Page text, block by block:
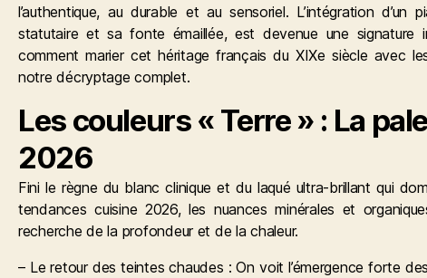
l’authentique, au durable et au sensoriel. L’intégration
statutaire et sa fonte émaillée, est devenue une signature
comment marier cet héritage français du XIXe siècle avec
notre décryptage complet.
Les couleurs « Terre » : La
2026
Fini le règne du blanc clinique et du laqué ultra-brillant qui
tendances cuisine 2026, les nuances minérales et
recherche de la profondeur et de la chaleur.
– Le retour des teintes chaudes : On voit l’émergence forte